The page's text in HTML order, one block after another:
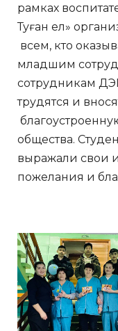
рамках
Туған ел»
всем, кто
младшим
сотрудникам
трудятся и
общества.
выражали свои
пожелания и